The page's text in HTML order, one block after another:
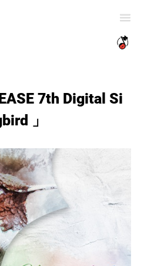
7th Digital Si
」